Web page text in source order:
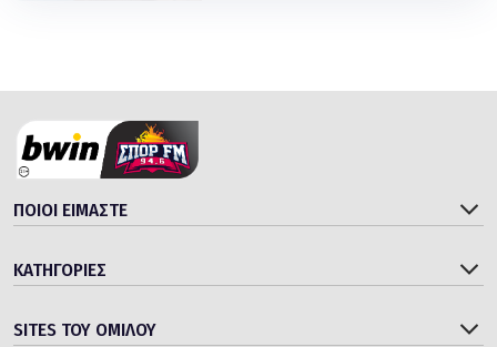
ΠΟΙΟΙ ΕΙΜΑΣΤΕ
ΚΑΤΗΓΟΡΙΕΣ
SITES ΤΟΥ ΟΜΙΛΟΥ